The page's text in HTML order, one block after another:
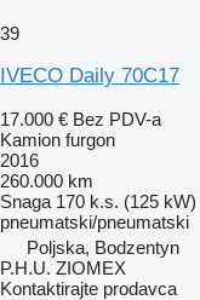
39
IVECO Daily 70C17
17.000 € Bez PDV-a
Kamion furgon
2016
260.000 km
Snaga 170 k.s. (125 kW)
pneumatski/pneumatski
Poljska, Bodzentyn
P.H.U. ZIOMEX
Kontaktirajte prodavca